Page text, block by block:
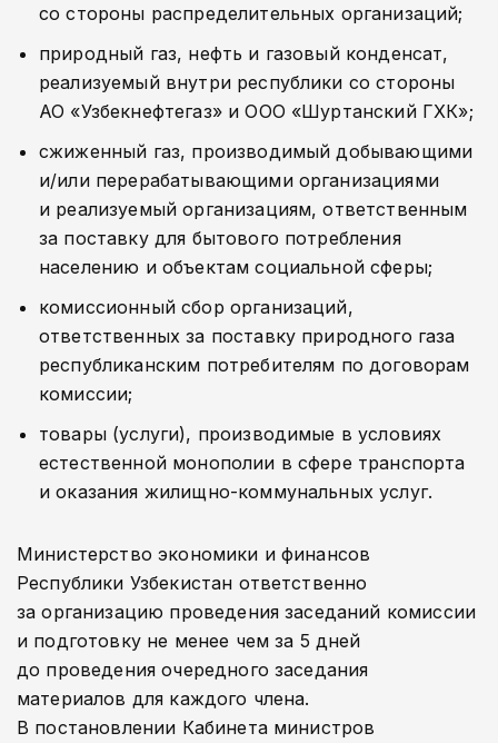
со стороны распределительных организаций;
природный газ, нефть и газовый конденсат,
реализуемый внутри республики со стороны
АО «Узбекнефтегаз» и ООО «Шуртанский ГХК»;
сжиженный газ, производимый добывающими
и/или перерабатывающими организациями
и реализуемый организациям, ответственным
за поставку для бытового потребления
населению и объектам социальной сферы;
комиссионный сбор организаций,
ответственных за поставку природного газа
республиканским потребителям по договорам
комиссии;
товары (услуги), производимые в условиях
естественной монополии в сфере транспорта
и оказания жилищно-­коммунальных услуг.
Министерство экономики и финансов
Республики Узбекистан ответственно
за организацию проведения заседаний комиссии
и подготовку не менее чем за 5 дней
до проведения очередного заседания
материалов для каждого члена.
В постановлении Кабинета министров